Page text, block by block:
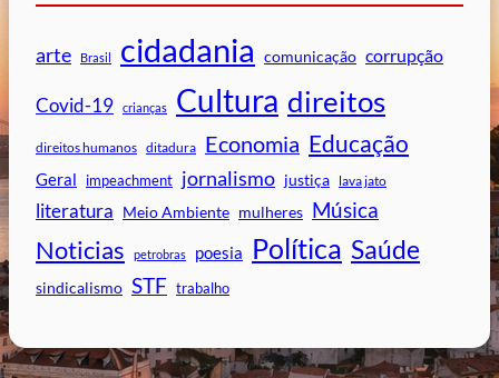
arte Brasil cidadania comunicação corrupção
Covid-19 crianças Cultura direitos
direitos humanos ditadura Economia Educação
Geral impeachment jornalismo justiça lava jato
literatura Meio Ambiente mulheres Música
Noticias petrobras poesia Política Saúde
sindicalismo STF trabalho